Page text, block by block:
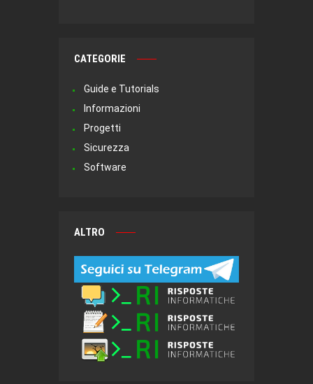
CATEGORIE
Guide e Tutorials
Informazioni
Progetti
Sicurezza
Software
ALTRO